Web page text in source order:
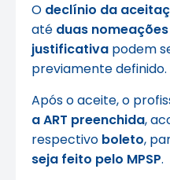
O declínio da
até duas
justificativa podem
previamente definido.
Após o aceite, o
a ART preenchida,
respectivo boleto,
seja feito pelo MPSP.